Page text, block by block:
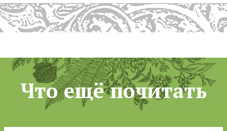
Что ещё почитать